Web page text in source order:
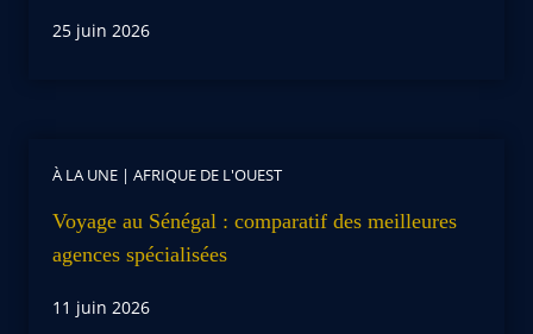
25 juin 2026
À LA UNE | AFRIQUE DE L'OUEST
Voyage au Sénégal : comparatif des meilleures
agences spécialisées
11 juin 2026